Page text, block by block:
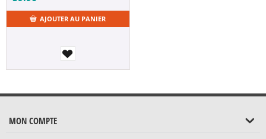
AJOUTER AU PANIER
MON COMPTE